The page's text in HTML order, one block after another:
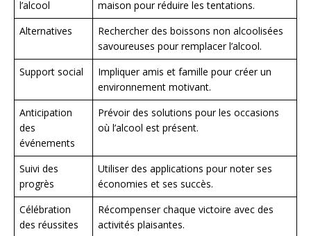
l’alcool
maison pour réduire les tentations.
Alternatives
Rechercher des boissons non alcoolisées
savoureuses pour remplacer l’alcool.
Support social
Impliquer amis et famille pour créer un
environnement motivant.
Anticipation
des
événements
Prévoir des solutions pour les occasions
où l’alcool est présent.
Suivi des
progrès
Utiliser des applications pour noter ses
économies et ses succès.
Célébration
des réussites
Récompenser chaque victoire avec des
activités plaisantes.